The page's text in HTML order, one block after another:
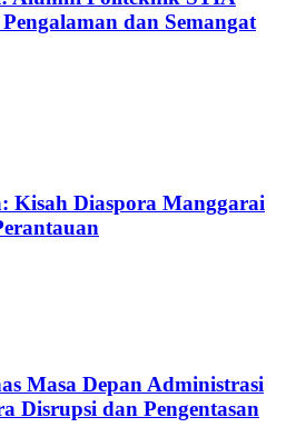
dan Semangat
Kisah Diaspora Manggarai
Masa Depan Administrasi
Disrupsi dan Pengentasan